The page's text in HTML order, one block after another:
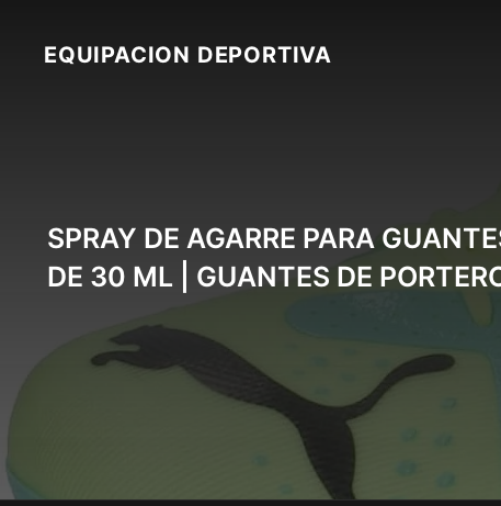
contentEQUIPACION DEPORTIVA
SPRAY DE AGARRE PARA
DE 30 ML | GUANTES DE